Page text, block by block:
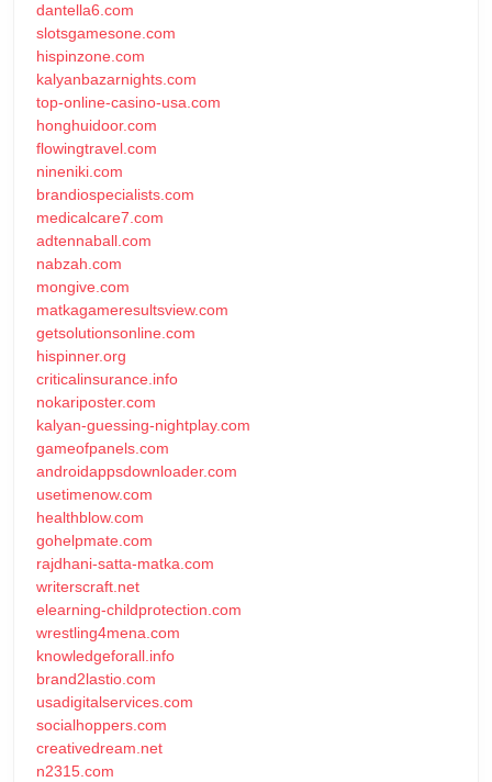
dantella6.com
slotsgamesone.com
hispinzone.com
kalyanbazarnights.com
top-online-casino-usa.com
honghuidoor.com
flowingtravel.com
nineniki.com
brandiospecialists.com
medicalcare7.com
adtennaball.com
nabzah.com
mongive.com
matkagameresultsview.com
getsolutionsonline.com
hispinner.org
criticalinsurance.info
nokariposter.com
kalyan-guessing-nightplay.com
gameofpanels.com
androidappsdownloader.com
usetimenow.com
healthblow.com
gohelpmate.com
rajdhani-satta-matka.com
writerscraft.net
elearning-childprotection.com
wrestling4mena.com
knowledgeforall.info
brand2lastio.com
usadigitalservices.com
socialhoppers.com
creativedream.net
n2315.com